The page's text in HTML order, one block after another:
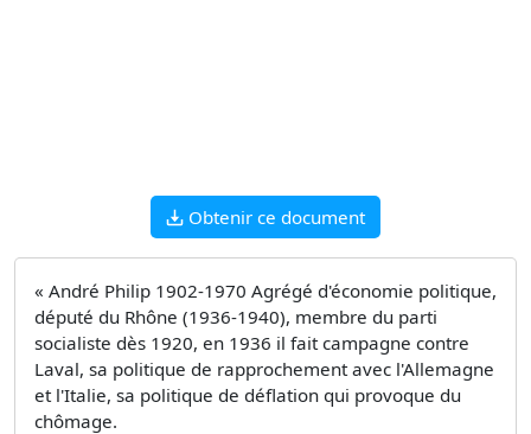
Obtenir ce document
« André Philip 1902-1970 Agrégé d'économie politique,
député du Rhône (1936-1940), membre du parti
socialiste dès 1920, en 1936 il fait campagne contre
Laval, sa politique de rapprochement avec l'Allemagne
et l'Italie, sa politique de déflation qui provoque du
chômage.